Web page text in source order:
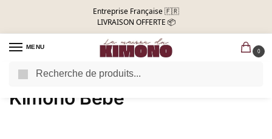
Entreprise Française 🇫🇷
LIVRAISON OFFERTE 📦
MENU
0
/ Kimono Enfant / Kimono Bébé
Kimono Bébé